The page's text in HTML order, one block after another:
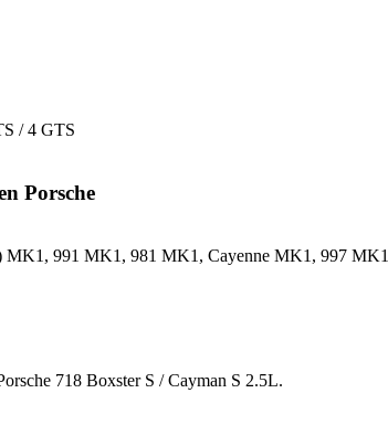
/ 4 GTS
Porsche
MK1, 991 MK1, 981 MK1, Cayenne MK1, 997
718 Boxster S / Cayman S 2.5L.